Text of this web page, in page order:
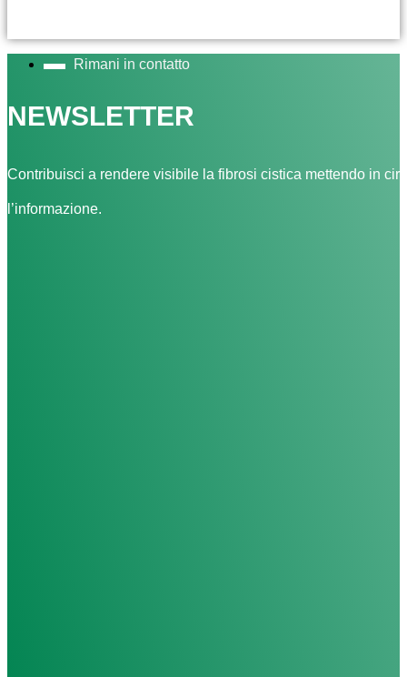
Rimani in contatto
NEWSLETTER
Contribuisci a rendere visibile la fibrosi cistica mettendo in
l’informazione.